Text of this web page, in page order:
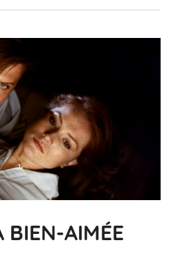
BIEN-AIMÉE